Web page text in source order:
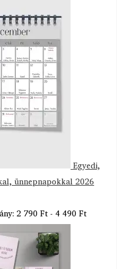
Egyedi,
ünnepnapokkal 2026
2 790 Ft - 4 490 Ft